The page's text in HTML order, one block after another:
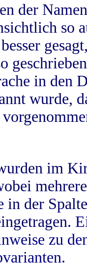
der
so
in
wurde,
im
in der
zu